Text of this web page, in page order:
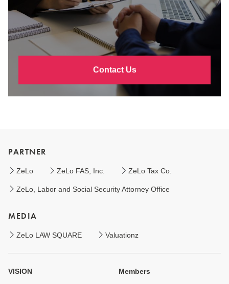
Contact Us
PARTNER
ZeLo ZeLo FAS, Inc. ZeLo Tax Co.
ZeLo, Labor and Social Security Attorney Office
MEDIA
ZeLo LAW SQUARE Valuationz
VISION Members